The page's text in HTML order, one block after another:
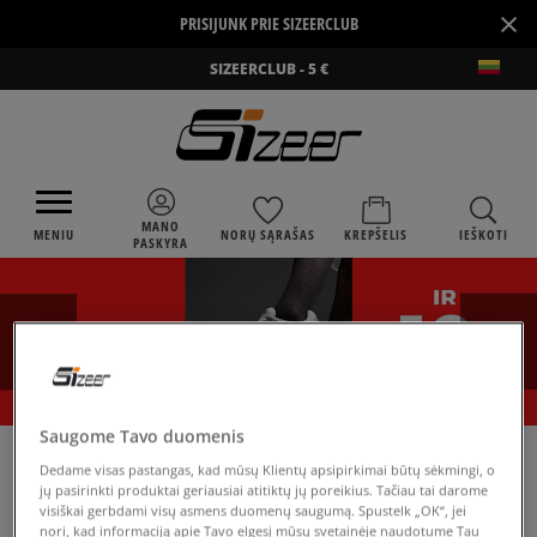
PRISIJUNK PRIE SIZEERCLUB ×
SIZEERCLUB - 5 €
MENIU
MANO
PASKYRA
NORŲ SĄRAŠAS KREPŠELIS IEŠKOTI
SIZEER PUMA BREAKER HI GUM
Saugome Tavo duomenis
Dedame visas pastangas, kad mūsų Klientų apsipirkimai būtų sėkmingi, o
jų pasirinkti produktai geriausiai atitiktų jų poreikius. Tačiau tai darome
visiškai gerbdami visų asmens duomenų saugumą. Spustelk „OK“, jei
nori, kad informaciją apie Tavo elgesį mūsų svetainėje naudotume Tau